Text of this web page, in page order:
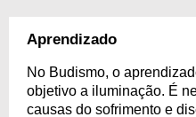
Aprendizado
No Budismo, o
objetivo a iluminação. É
causas do sofrimento e